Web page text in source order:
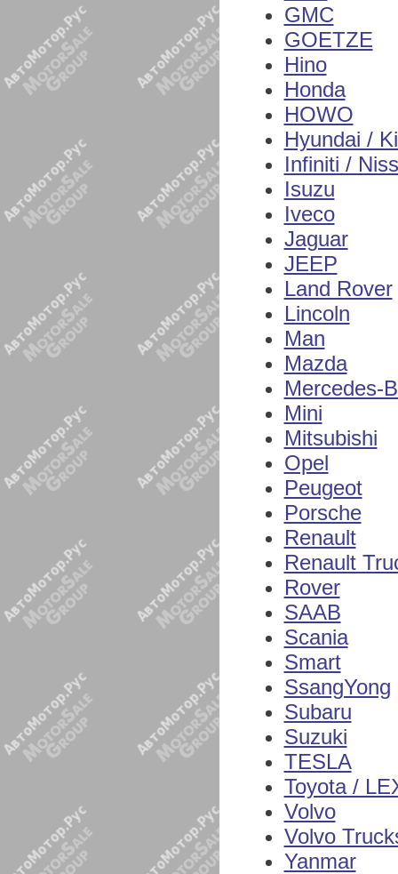
GMC
GOETZE
Hino
Honda
HOWO
Hyundai /
Infiniti /
Isuzu
Iveco
Jaguar
JEEP
Land Rover
Lincoln
Man
Mazda
Mercedes-
Mini
Mitsubishi
Opel
Peugeot
Porsche
Renault
Renault
Rover
SAAB
Scania
Smart
SsangYong
Subaru
Suzuki
TESLA
Toyota /
Volvo
Volvo
Yanmar